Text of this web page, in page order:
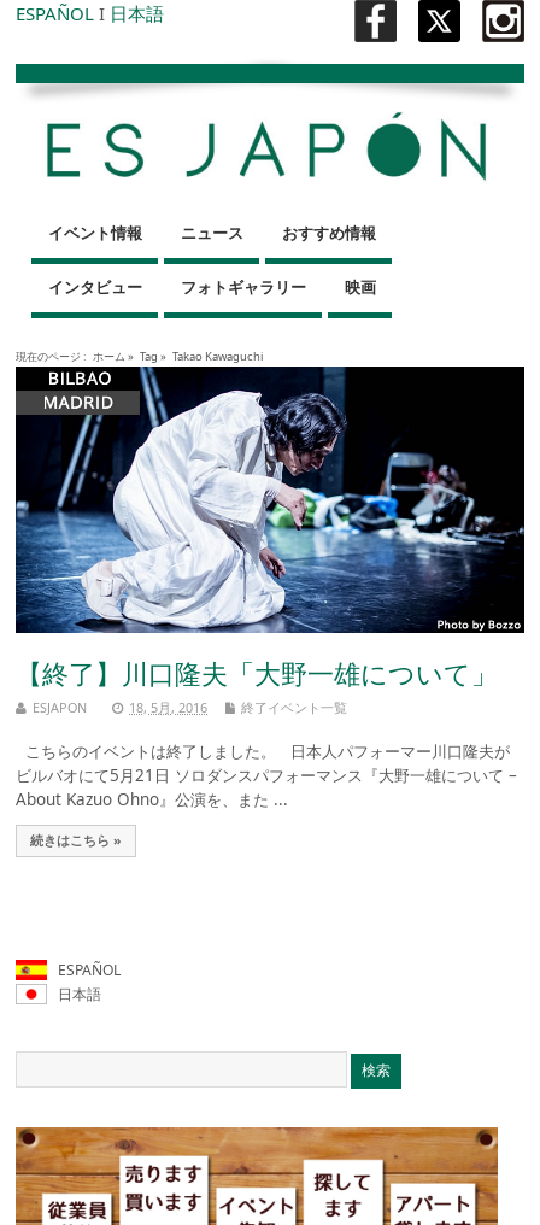
ESPAÑOL I 日本語
イベント情報 ニュース おすすめ情報
インタビュー フォトギャラリー 映画
現在のページ : ホーム » Tag » Takao Kawaguchi
【終了】川口隆夫「大野一雄について」
ESJAPON 18, 5月, 2016 終了イベント一覧
こちらのイベントは終了しました。 日本人パフォーマー川口隆夫が
ビルバオにて5月21日 ソロダンスパフォーマンス『大野一雄について –
About Kazuo Ohno』公演を、また ...
続きはこちら »
ESPAÑOL
日本語